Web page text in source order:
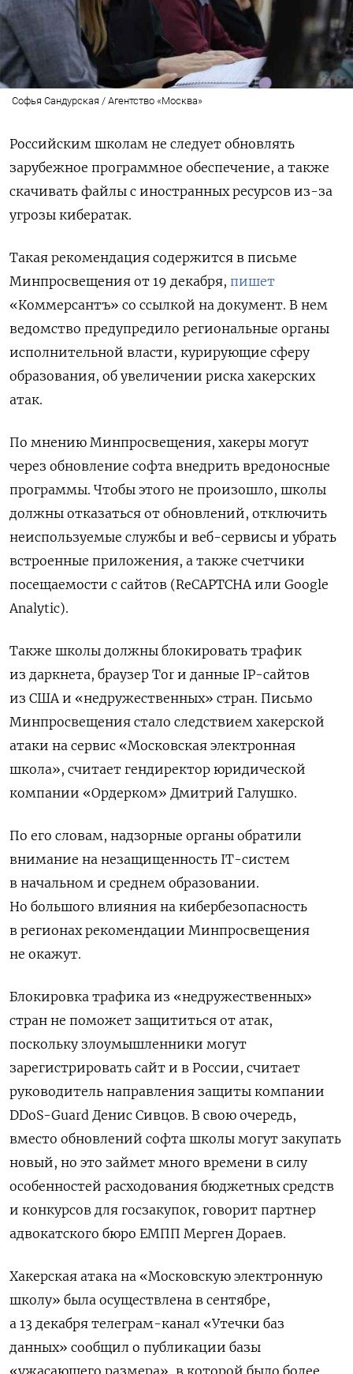
Софья Сандурская / Агентство «Москва»
Российским школам не следует обновлять
зарубежное программное обеспечение, а также
скачивать файлы с иностранных ресурсов из-за
угрозы кибератак.
Такая рекомендация содержится в письме
Минпросвещения от 19 декабря, пишет
«Коммерсантъ» со ссылкой на документ. В нем
ведомство предупредило региональные органы
исполнительной власти, курирующие сферу
образования, об увеличении риска хакерских
атак.
По мнению Минпросвещения, хакеры могут
через обновление софта внедрить вредоносные
программы. Чтобы этого не произошло, школы
должны отказаться от обновлений, отключить
неиспользуемые службы и веб-сервисы и убрать
встроенные приложения, а также счетчики
посещаемости с сайтов (ReCAPTCHA или Google
Analytic).
Также школы должны блокировать трафик
из даркнета, браузер Tor и данные IP-сайтов
из США и «недружественных» стран. Письмо
Минпросвещения стало следствием хакерской
атаки на сервис «Московская электронная
школа», считает гендиректор юридической
компании «Ордерком» Дмитрий Галушко.
По его словам, надзорные органы обратили
внимание на незащищенность IT-систем
в начальном и среднем образовании.
Но большого влияния на кибербезопасность
в регионах рекомендации Минпросвещения
не окажут.
Блокировка трафика из «недружественных»
стран не поможет защититься от атак,
поскольку злоумышленники могут
зарегистрировать сайт и в России, считает
руководитель направления защиты компании
DDoS-Guard Денис Сивцов. В свою очередь,
вместо обновлений софта школы могут закупать
новый, но это займет много времени в силу
особенностей расходования бюджетных средств
и конкурсов для госзакупок, говорит партнер
адвокатского бюро ЕМПП Мерген Дораев.
Хакерская атака на «Московскую электронную
школу» была осуществлена в сентябре,
а 13 декабря телеграм-канал «Утечки баз
данных» сообщил о публикации базы